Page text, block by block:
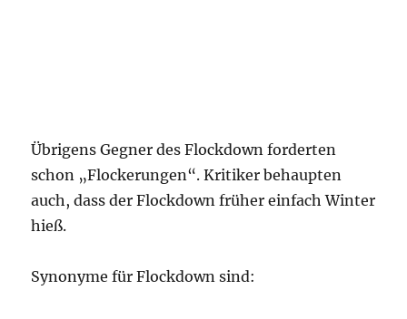
Übrigens Gegner des Flockdown forderten
schon „Flockerungen“. Kritiker behaupten
auch, dass der Flockdown früher einfach Winter
hieß.
Synonyme für Flockdown sind: